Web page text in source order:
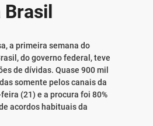
Brasil
a primeira semana do
do governo federal, teve
de dívidas. Quase 900 mil
somente pelos canais da
(21) e a procura foi 80%
acordos habituais da